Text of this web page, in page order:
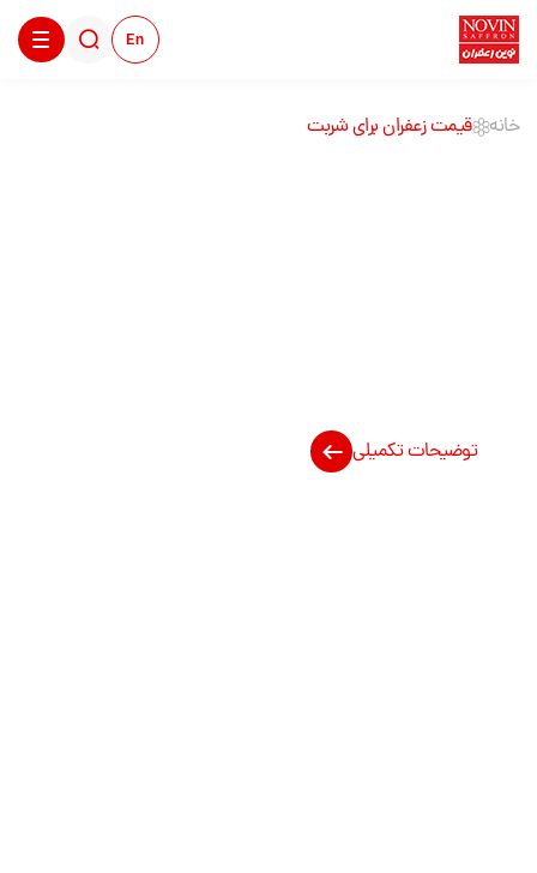
En
خانه قیمت زعفران برای شربت
توضیحات تکمیلی